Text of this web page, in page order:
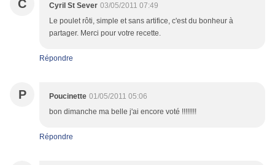
C Cyril St Sever 03/05/2011 07:49
Le poulet rôti, simple et sans artifice, c'est du bonheur à
partager. Merci pour votre recette.
Répondre
P Poucinette 01/05/2011 05:06
bon dimanche ma belle j'ai encore voté !!!!!!!!
Répondre